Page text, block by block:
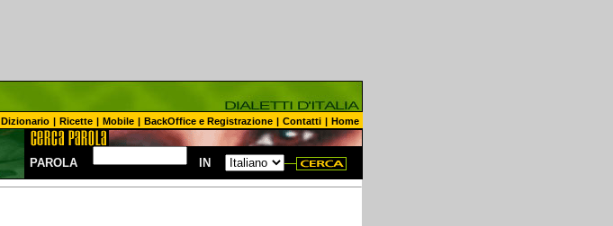
Dizionario | Ricette | Mobile | BackOffice e Registrazione | Contatti | Home
PAROLA IN